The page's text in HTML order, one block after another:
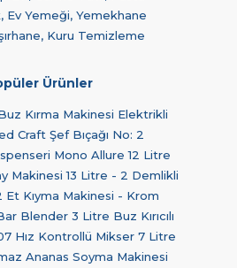
Ev Yemeği, Yemekhane
Kuru Temizleme
Ürünler
Kırma Makinesi Elektrikli
Craft Şef Bıçağı No: 2
Mono Allure 12 Litre
Makinesi 13 Litre - 2 Demlikli
Et Kıyma Makinesi - Krom
Blender 3 Litre Buz Kırıcılı
Hız Kontrollü Mikser 7 Litre
Ananas Soyma Makinesi